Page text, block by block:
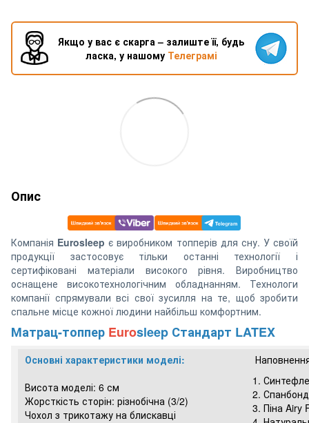
Якщо у вас є скарга – залиште її, будь
ласка, у нашому Телеграмі
Опис
Компанія Eurosleep є виробником топперів для сну. У своїй
продукції застосовує тільки останні технології і
сертифіковані матеріали високого рівня. Виробництво
оснащене високотехнологічним обладнанням. Технологи
компанії спрямували всі свої зусилля на те, щоб зробити
спальне місце кожної людини найбільш комфортним.
Матрац-топпер Eurosleep Стандарт LATEX
Основні характеристики моделі:
Висота моделі: 6 см
Жорсткість сторін: різнобічна (3/2)
Чохол з трикотажу на блискавці
1.
2. Спанбонд
3. Піна Airy